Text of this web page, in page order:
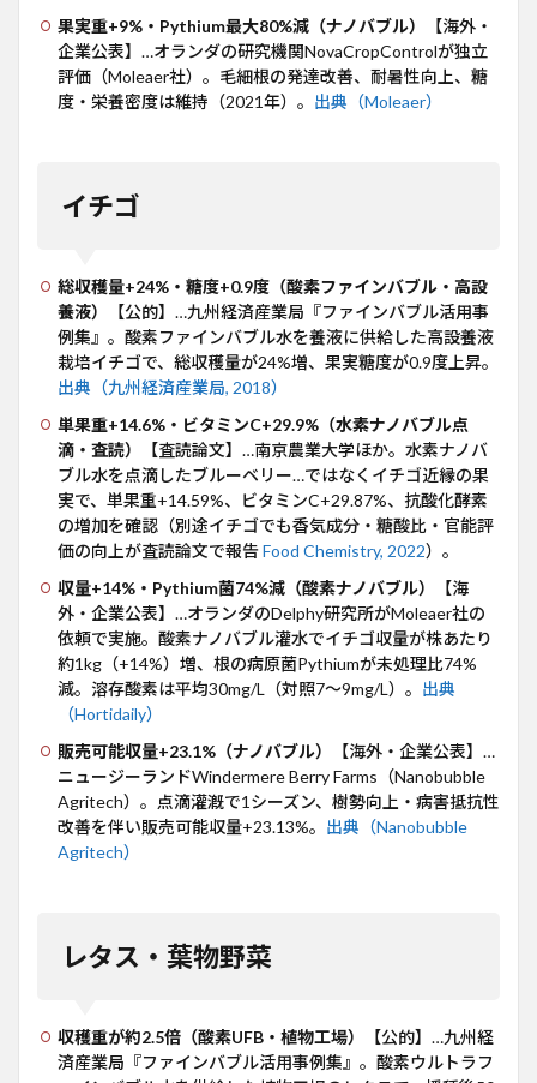
（コ
ット
ン）
14
15
飼料
作物
16
花き
（切
の日
持
ち）
17
海外
での
広が
り
（果
樹・
地域
別）
18
農業
周
辺：
水産
養殖
での
まと
め：
「自
分の
条
果実重+9%・Pythium最大80%減（ナノバブル）
【海外・
企業公表】…オランダの研究機関NovaCropControlが独立
評価（Moleaer社）。毛細根の発達改善、耐暑性向上、糖
度・栄養密度は維持（2021年）。 出典（Moleaer）
イチゴ
総収穫量+24%・糖度+0.9度（酸素ファインバブル・高設
養液）
【公的】…九州経済産業局『ファインバブル活用事
例集』。酸素ファインバブル水を養液に供給した高設養液
栽培イチゴで、総収穫量が24%増、果実糖度が0.9度上昇。
出典（九州経済産業局, 2018）
単果重+14.6%・ビタミンC+29.9%（水素ナノバブル点
滴・査読）
【査読論文】…南京農業大学ほか。水素ナノバ
ブル水を点滴したブルーベリー…ではなくイチゴ近縁の果
実で、単果重+14.59%、ビタミンC+29.87%、抗酸化酵素
の増加を確認（別途イチゴでも香気成分・糖酸比・官能評
価の向上が査読論文で報告Food Chemistry, 2022）。
収量+14%・Pythium菌74%減（酸素ナノバブル）
【海
外・企業公表】…オランダのDelphy研究所がMoleaer社の
依頼で実施。酸素ナノバブル灌水でイチゴ収量が株あたり
約1kg（+14%）増、根の病原菌Pythiumが未処理比74%
減。溶存酸素は平均30mg/L（対照7〜9mg/L）。 出典
（Hortidaily）
販売可能収量+23.1%（ナノバブル）
【海外・企業公表】…
ニュージーランドWindermere Berry Farms（Nanobubble
Agritech）。点滴灌漑で1シーズン、樹勢向上・病害抵抗性
改善を伴い販売可能収量+23.13%。 出典（Nanobubble
Agritech）
レタス・葉物野菜
収穫重が約2.5倍（酸素UFB・植物工場）
【公的】…九州経
済産業局『ファインバブル活用事例集』。酸素ウルトラフ